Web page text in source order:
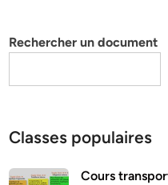
Rechercher un document
Classes populaires
Cours